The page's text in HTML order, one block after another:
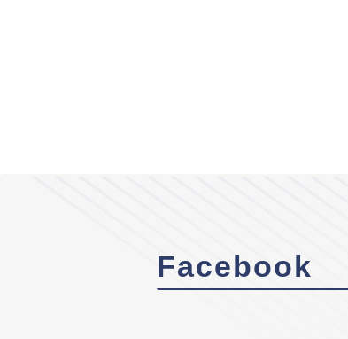
Facebook